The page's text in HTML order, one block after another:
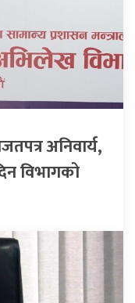
अनिवार्य,
विभागको